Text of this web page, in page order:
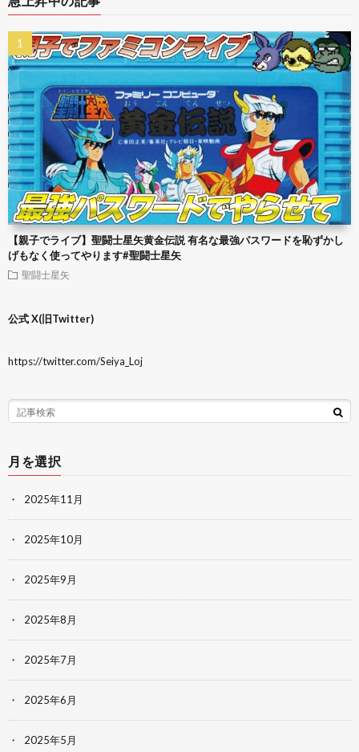
【親子でライブ】聖闘士星矢黄金伝説 有名な最強パスワードを恥ずかし
げもなく使ってやります#聖闘士星矢
聖闘士星矢
公式 X(旧Twitter)
https://twitter.com/Seiya_Loj
月を選択
2025年11月
2025年10月
2025年9月
2025年8月
2025年7月
2025年6月
2025年5月